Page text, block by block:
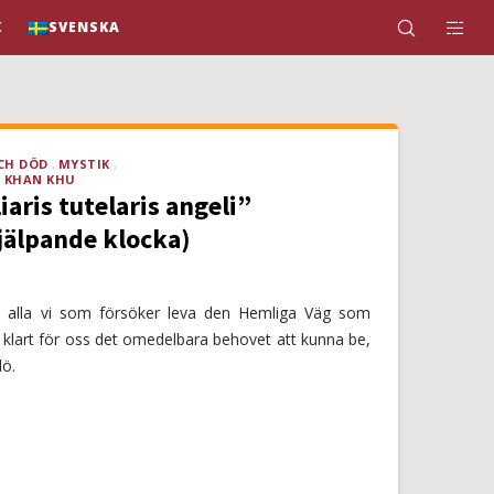
SVENSKA
DÖD
MYSTIK
KHAN KHU
tutelaris angeli”
klocka)
vi som försöker leva den Hemliga Väg som
för oss det omedelbara behovet att kunna be,